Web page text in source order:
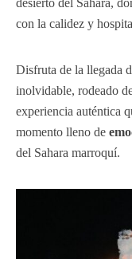
con la calidez y
Disfruta de la llegada
inolvidable, rodeado
experiencia auténtica
momento lleno de
del Sahara marroquí.